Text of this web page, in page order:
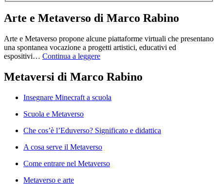
Arte e Metaverso di Marco Rabino
Arte e Metaverso propone alcune piattaforme virtuali che presentano
una spontanea vocazione a progetti artistici, educativi ed
espositivi… Continua a leggere
Metaversi di Marco Rabino
Insegnare Minecraft a scuola
Scuola e Metaverso
Che cos’è l’Eduverso? Significato e didattica
A cosa serve il Metaverso
Come entrare nel Metaverso
Metaverso e arte